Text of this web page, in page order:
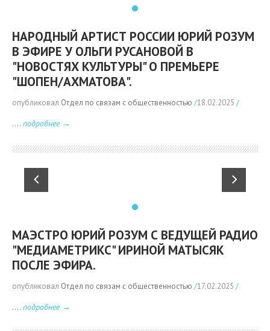
НАРОДНЫЙ АРТИСТ РОССИИ ЮРИЙ РОЗУМ
В ЭФИРЕ У ОЛЬГИ РУСАНОВОЙ В
"НОВОСТЯХ КУЛЬТУРЫ" О ПРЕМЬЕРЕ
"ШОПЕН/АХМАТОВА".
опубликовал Отдел по связам с общественностью /18.02.2025 /
.... подробнее →
МАЭСТРО ЮРИЙ РОЗУМ С ВЕДУЩЕЙ РАДИО
"МЕДИАМЕТРИКС" ИРИНОЙ МАТЫСЯК
ПОСЛЕ ЭФИРА.
опубликовал Отдел по связам с общественностью /17.02.2025 /
.... подробнее →